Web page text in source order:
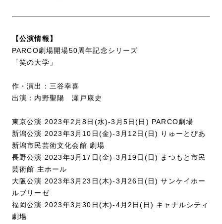
【公演情報】
PARCO劇場開場50周年記念シリーズ
「笑の大学」
作・演出：三谷幸喜
出演：内野聖陽 瀬戸康史
東京公演 2023年2月8日(水)-3月5日(日) PARCO劇場
新潟公演 2023年3月10日(金)-3月12日(日) りゅーとぴあ
新潟市民芸術文化会館 劇場
長野公演 2023年3月17日(金)-3月19日(日) まつもと市民
芸術館 主ホール
大阪公演 2023年3月23日(木)-3月26日(日) サンケイホー
ルブリーゼ
福岡公演 2023年3月30日(木)-4月2日(日) キャナルシティ
劇場